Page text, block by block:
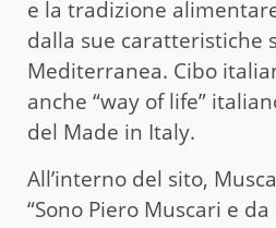
e la tradizione
dalla sue caratteristiche
Mediterranea. Cibo
anche “way of life”
del Made in Italy.
All’interno del sito,
“Sono Piero Muscari e